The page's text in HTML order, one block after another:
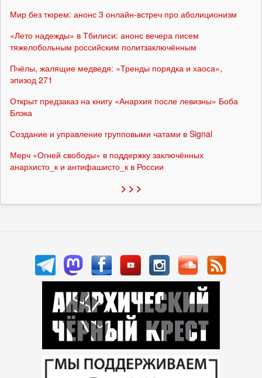
Мир без тюрем: анонс 3 онлайн-встреч про аболиционизм
«Лето надежды» в Тбилиси: анонс вечера писем
тяжелобольным российским политзаключённым
Пчёлы, жалящие медведя: «Тренды порядка и хаоса»,
эпизод 271
Открыт предзаказ на книгу «Анархия после левизны» Боба
Блэка
Создание и управление групповыми чатами в Signal
Мерч «Огней свободы» в поддержку заключённых
анархисто_к и антифашисто_к в России
> > >